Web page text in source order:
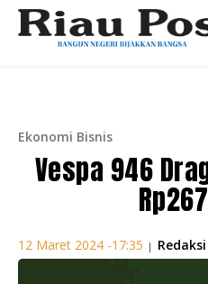
Ekonomi Bisnis
Vespa 946
12 Maret 2024 -17:35 | Redaksi